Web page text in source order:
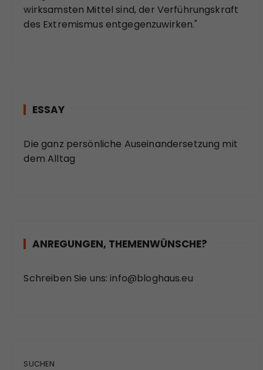
wirksamsten Mittel sind, der Verführungskraft
des Extremismus entgegenzuwirken."
ESSAY
Die ganz persönliche Auseinandersetzung mit
dem Alltag
ANREGUNGEN, THEMENWÜNSCHE?
Schreiben Sie uns: info@bloghaus.eu
SUCHEN